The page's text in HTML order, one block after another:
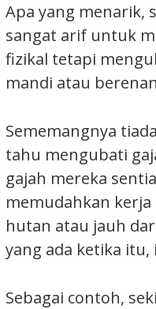
Apa yang menarik,
sangat arif untuk
fizikal tetapi
mandi atau
Sememangnya
tahu mengubati
gajah mereka
memudahkan
hutan atau jauh
yang ada ketika
Sebagai contoh,